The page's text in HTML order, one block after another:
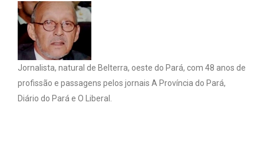
Jornalista, natural de Belterra, oeste do Pará, com 48 anos de
profissão e passagens pelos jornais A Província do Pará,
Diário do Pará e O Liberal.